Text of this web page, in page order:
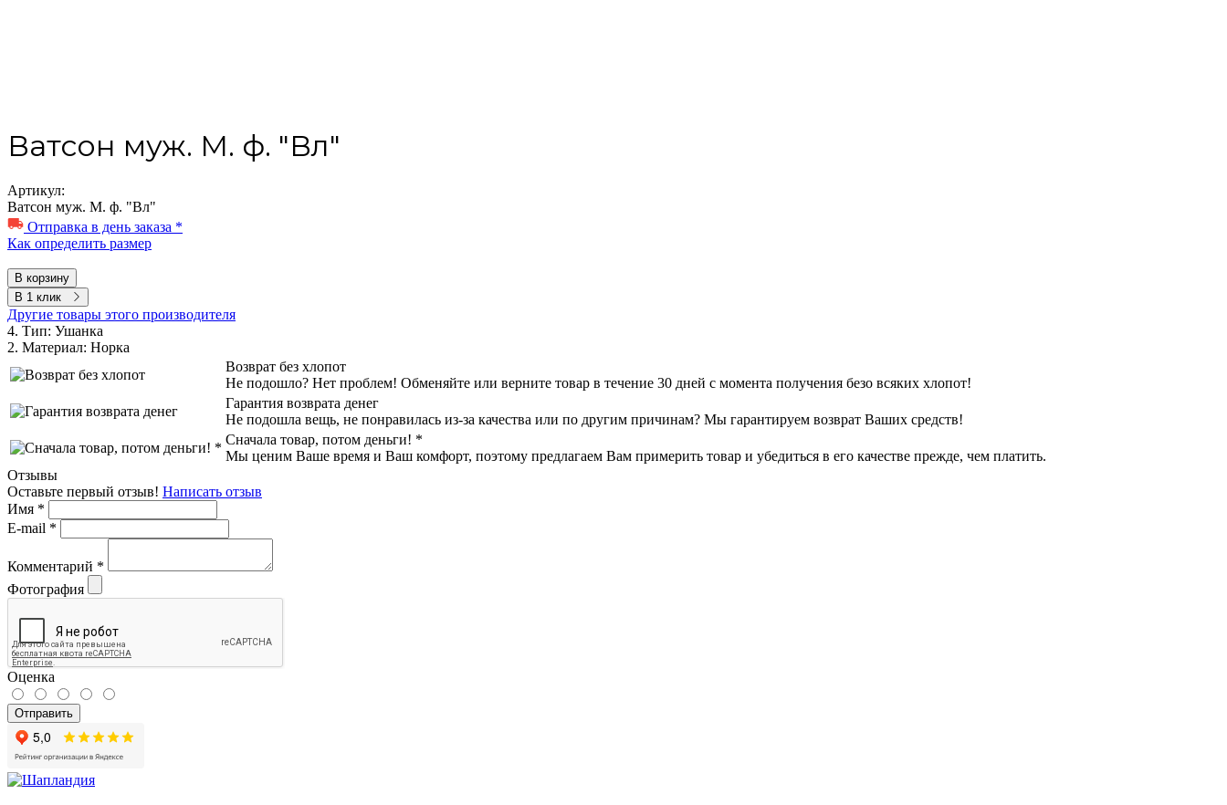
Ватсон муж. М. ф. "Вл"
Артикул:
Ватсон муж. М. ф. "Вл"
Отправка в день заказа *
Как определить размер
В корзину
В 1 клик
Другие товары этого производителя
4. Тип: Ушанка
2. Материал: Норка
Возврат без хлопот
Не подошло? Нет проблем! Обменяйте или верните товар в течение 30 дней с момента получения безо всяких хлопот!
Гарантия возврата денег
Не подошла вещь, не понравилась из-за качества или по другим причинам? Мы гарантируем возврат Ваших средств!
Сначала товар, потом деньги! *
Мы ценим Ваше время и Ваш комфорт, поэтому предлагаем Вам примерить товар и убедиться в его качестве прежде, чем платить.
Отзывы
Оставьте первый отзыв! Написать отзыв
Имя *
E-mail *
Комментарий *
Фотография
Оценка
Отправить